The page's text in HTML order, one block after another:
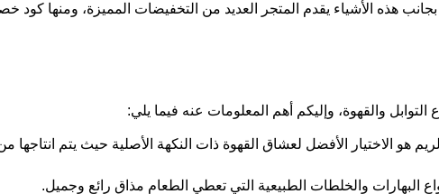
هذه الأشياء يقدم المتجر العديد من التخفيضات المميزة، ومنها كود
التوابل والقهوة، وإليكم أهم المعلومات عنه فيما يلي:
هو الاختيار الأفضل لعشاق القهوة ذات النكهة الأصلية حيث يتم
البهارات والخلطات الطبيعية التي تعطي الطعام مذاق رائع وجميل.